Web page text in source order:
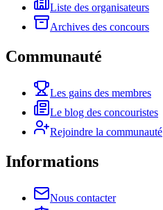
Liste des organisateurs
Archives des concours
Communauté
Les gains des membres
Le blog des concouristes
Rejoindre la communauté
Informations
Nous contacter